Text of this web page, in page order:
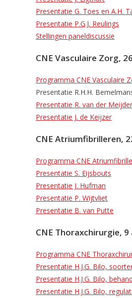
Presentatie G. Toes en A.H.
Presentatie P.G.J. Reulings
Stellingen paneldiscussie
CNE Vasculaire Zorg,
Programma CNE Vasculaire
Presentatie R.H.H.
Presentatie R. van der
Presentatie J. de Keijzer
CNE Atriumfibrilleren,
Programma CNE
Presentatie S. Eijsbouts
Presentatie J. Hufman
Presentatie P. Wijtvliet
Presentatie B. van Putte
CNE Thoraxchirurgie, 9
Programma CNE
Presentatie H.J.G. Bilo,
Presentatie H.J.G. Bilo,
Presentatie H.J.G. Bilo,